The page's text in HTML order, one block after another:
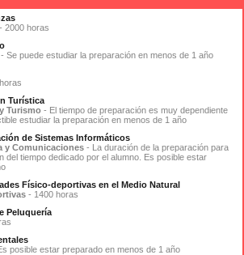
- 2000 horas
- Se puede estudiar la preparación en menos de 1 año
Turística
Turismo - El tiempo de preparación es muy dependiente
estudiar la preparación en menos de 1 año
de Sistemas Informáticos
y Comunicaciones - La duración de la preparación para
del tiempo dedicado por el alumno. Es posible estar
Físico-deportivas en el Medio Natural
- 1400 horas
Peluquería
posible estar preparado en menos de 1 año